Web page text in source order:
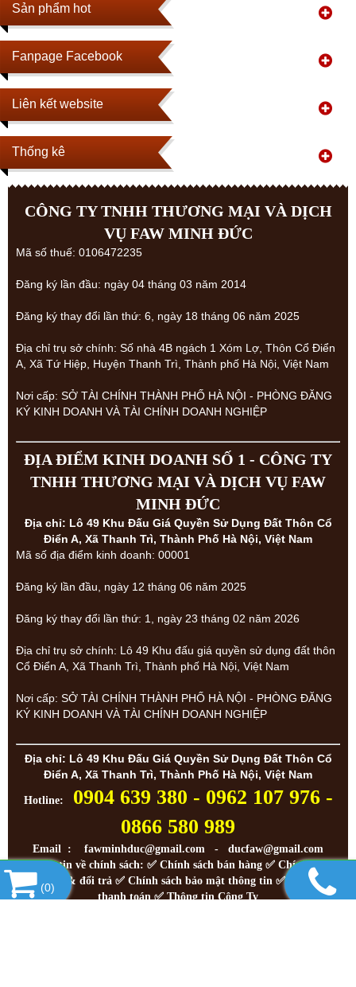
Sản phẩm hot
Fanpage Facebook
Liên kết website
Thống kê
CÔNG TY TNHH THƯƠNG MẠI VÀ DỊCH
VỤ FAW MINH ĐỨC
Mã số thuế: 0106472235
Đăng ký lần đầu: ngày 04 tháng 03 năm 2014
Đăng ký thay đổi lần thứ: 6, ngày 18 tháng 06 năm 2025
Địa chỉ trụ sở chính: Số nhà 4B ngách 1 Xóm Lợ, Thôn Cổ Điển
A, Xã Tứ Hiệp, Huyện Thanh Trì, Thành phố Hà Nội, Việt Nam
Nơi cấp: SỞ TÀI CHÍNH THÀNH PHỐ HÀ NỘI - PHÒNG ĐĂNG
KÝ KINH DOANH VÀ TÀI CHÍNH DOANH NGHIỆP
ĐỊA ĐIỂM KINH DOANH SỐ 1 - CÔNG TY
TNHH THƯƠNG MẠI VÀ DỊCH VỤ FAW
MINH ĐỨC
Địa chỉ: Lô 49 Khu Đấu Giá Quyền Sử Dụng Đất Thôn Cổ
Điển A, Xã Thanh Trì, Thành Phố Hà Nội, Việt Nam
Mã số địa điểm kinh doanh: 00001
Đăng ký lần đầu, ngày 12 tháng 06 năm 2025
Đăng ký thay đổi lần thứ: 1, ngày 23 tháng 02 năm 2026
Địa chỉ trụ sở chính: Lô 49 Khu đấu giá quyền sử dụng đất thôn
Cổ Điển A, Xã Thanh Trì, Thành phố Hà Nội, Việt Nam
Nơi cấp: SỞ TÀI CHÍNH THÀNH PHỐ HÀ NỘI - PHÒNG ĐĂNG
KÝ KINH DOANH VÀ TÀI CHÍNH DOANH NGHIỆP
Địa chỉ: Lô 49 Khu Đấu Giá Quyền Sử Dụng Đất Thôn Cổ
Điển A, Xã Thanh Trì, Thành Phố Hà Nội, Việt Nam
Hotline: 0904 639 380 - 0962 107 976 -
0866 580 989
Email : fawminhduc@gmail.com - ducfaw@gmail.com
Thông tin về chính sách: ✅ Chính sách bán hàng✅ Chính sách
bảo hành & đổi trả ✅ Chính sách bảo mật thông tin ✅
Hình thức
thanh toán✅Thông tin Công Ty
(0)